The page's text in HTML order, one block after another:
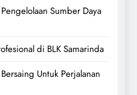
Sumber Daya
di BLK Samarinda
Untuk Perjalanan